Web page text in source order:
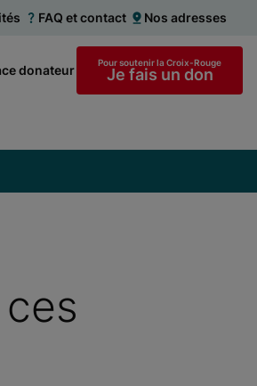
FAQ et contact Nos adresses
donateur Pour soutenir la Croix-Rouge
Je fais un don